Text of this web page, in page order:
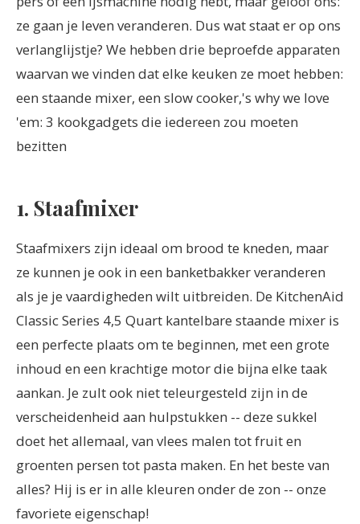
ze gaan je leven veranderen. Dus wat staat er op ons
verlanglijstje? We hebben drie beproefde apparaten
waarvan we vinden dat elke keuken ze moet hebben:
een staande mixer, een slow cooker,'s why we love
'em: 3 kookgadgets die iedereen zou moeten
bezitten
1. Staafmixer
Staafmixers zijn ideaal om brood te kneden, maar
ze kunnen je ook in een banketbakker veranderen
als je je vaardigheden wilt uitbreiden. De KitchenAid
Classic Series 4,5 Quart kantelbare staande mixer is
een perfecte plaats om te beginnen, met een grote
inhoud en een krachtige motor die bijna elke taak
aankan. Je zult ook niet teleurgesteld zijn in de
verscheidenheid aan hulpstukken -- deze sukkel
doet het allemaal, van vlees malen tot fruit en
groenten persen tot pasta maken. En het beste van
alles? Hij is er in alle kleuren onder de zon -- onze
favoriete eigenschap!